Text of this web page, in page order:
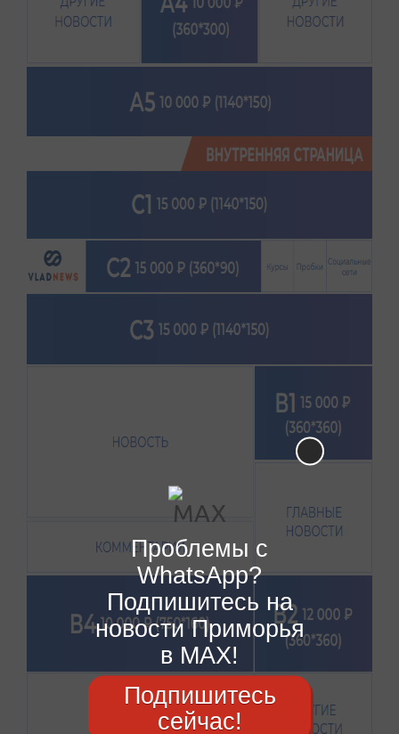
Проблемы с
WhatsApp?
Подпишитесь на
новости Приморья
в MAX!
Подпишитесь
сейчас!